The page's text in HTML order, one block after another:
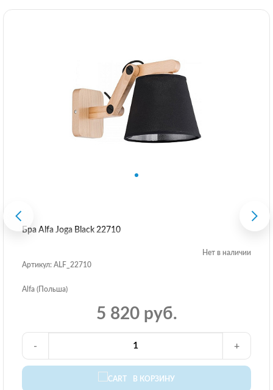
Бра Alfa Joga Black 22710
Нет в наличии
Артикул: ALF_22710
Alfa (Польша)
5 820 руб.
В КОРЗИНУ
- +